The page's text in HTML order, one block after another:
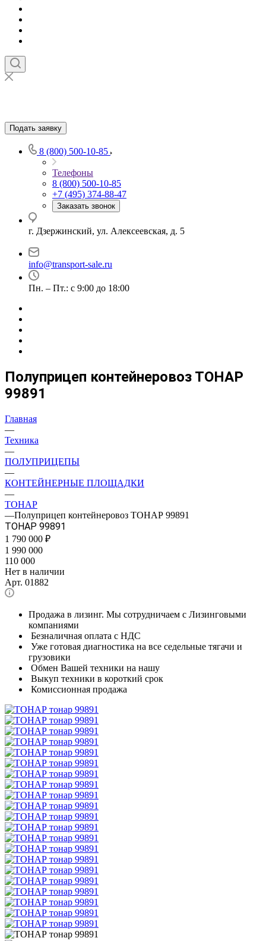
Подать заявку
8 (800) 500-10-85
Телефоны
8 (800) 500-10-85
+7 (495) 374-88-47
Заказать звонок
г. Дзержинский, ул. Алексеевская, д. 5
info@transport-sale.ru
Пн. – Пт.: с 9:00 до 18:00
Полуприцеп контейнеровоз ТОНАР
99891
Главная
—
Техника
—
ПОЛУПРИЦЕПЫ
—
КОНТЕЙНЕРНЫЕ ПЛОЩАДКИ
—
ТОНАР
—Полуприцеп контейнеровоз ТОНАР 99891
ТОНАР 99891
1 790 000 ₽
1 990 000
110 000
Нет в наличии
Арт. 01882
Продажа в лизинг. Мы сотрудничаем с Лизинговыми
компаниями
Безналичная оплата с НДС
Уже готовая диагностика на все седельные тягачи и
грузовики
Обмен Вашей техники на нашу
Выкуп техники в короткий срок
Комиссионная продажа